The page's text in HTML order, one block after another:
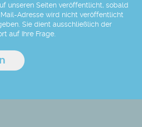
unseren Seiten veröffentlicht, sobald
Adresse wird nicht veröffentlicht
Sie dient ausschließlich der
auf Ihre Frage.